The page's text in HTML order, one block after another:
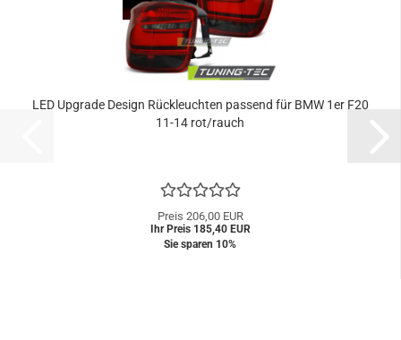
LED Upgrade Design Rückleuchten passend für BMW 1er F20
11-14 rot/rauch
Preis 206,00 EUR
Ihr Preis 185,40 EUR
Sie sparen 10%